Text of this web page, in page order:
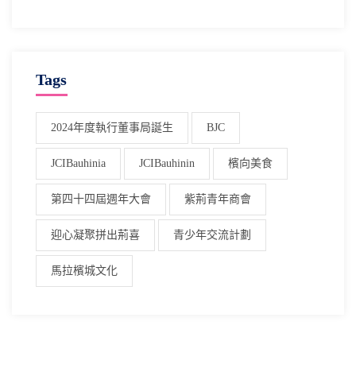
Tags
2024年度執行董事局誕生 BJC
JCIBauhinia JCIBauhinin 檳向美食
第四十四屆週年大會 紫荊青年商會
迎心凝聚拼出荊喜 青少年交流計劃
馬拉檳城文化